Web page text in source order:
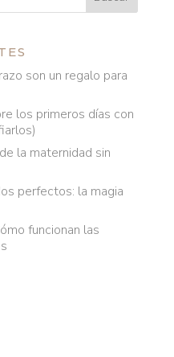
son un regalo para
los primeros días con
la maternidad sin
perfectos: la magia
funcionan las